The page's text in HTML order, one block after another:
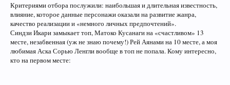
Критериями отбора послужили: наибольшая и длительная известность,
влияние, которое данные персонажи оказали на развитие жанра,
качество реализации и «немного личных предпочтений».
Синдзи Икари замыкает топ, Матоко Кусанаги на «счастливом» 13
месте, незабвенная (уж не знаю почему!) Рей Аянами на 10 месте, а моя
любимая Аска Сорью Ленгли вообще в топ не попала. Кому интересно,
кто на первом месте: